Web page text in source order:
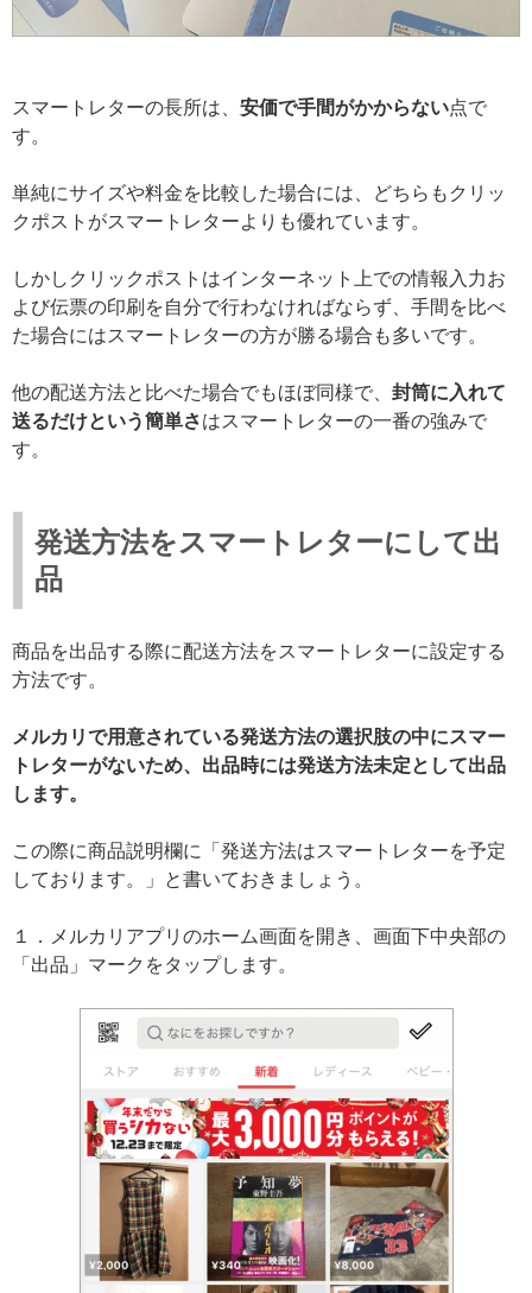
スマートレターの長所は、 安価で手間がかからない点で
す。
単純にサイズや料金を比較した場合には、どちらもクリッ
クポストがスマートレターよりも優れています。
しかしクリックポストはインターネット上での情報入力お
よび伝票の印刷を自分で行わなければならず、手間を比べ
た場合にはスマートレターの方が勝る場合も多いです。
他の配送方法と比べた場合でもほぼ同様で、 封筒に入れて
送るだけという簡単さはスマートレターの一番の強みで
す。
発送方法をスマートレターにして出
品
商品を出品する際に配送方法をスマートレターに設定する
方法です。
メルカリで用意されている発送方法の選択肢の中にスマー
トレターがないため、出品時には発送方法未定として出品
します。
この際に商品説明欄に「発送方法はスマートレターを予定
しております。」と書いておきましょう。
１．メルカリアプリのホーム画面を開き、画面下中央部の
「出品」マークをタップします。